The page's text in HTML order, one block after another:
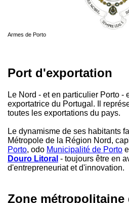
Armes de Porto
Port d'exportation
Le Nord - et en particulier Porto -
exportatrice du Portugal. Il
toutes les exportations du pays.
Le dynamisme de ses habitants
Métropole de la Région Nord,
Porto, odo Municipalité de Porto
Douro Litoral - toujours être en
d'entrepreneuriat et d'innovation.
Zone métropolitaine